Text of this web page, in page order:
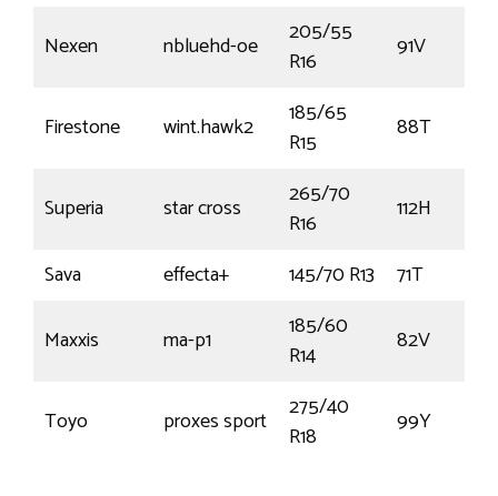
Nexen nbluehd-oe
205/55
R16
91V
Firestone wint.hawk2
185/65
R15
88T
Superia star cross
265/70
R16
112H
Sava
effecta+ 145/70 R13
71T
Maxxis
ma-p1
185/60
R14
82V
Toyo proxes sport
275/40
R18
99Y